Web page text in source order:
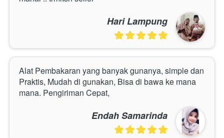
Hari Lampung
Alat Pembakaran yang banyak gunanya, simple dan
Praktis, Mudah di gunakan, Bisa di bawa ke mana
mana. Pengiriman Cepat,
Endah Samarinda